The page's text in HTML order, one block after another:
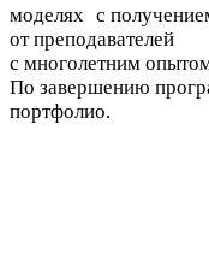
моделях с
от преподавателей
с многолетним
По завершению
портфолио.